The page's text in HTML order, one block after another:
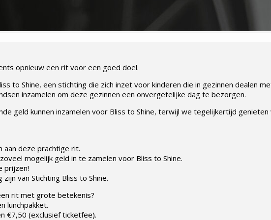
opnieuw een rit voor een goed doel.
to Shine, een stichting die zich inzet voor kinderen die in gezinnen dealen
inzamelen om deze gezinnen een onvergetelijke dag te bezorgen.
geld kunnen inzamelen voor Bliss to Shine, terwijl we tegelijkertijd
aan deze prachtige rit.
mogelijk geld in te zamelen voor Bliss to Shine.
prijzen!
van Stichting Bliss to Shine.
rit met grote betekenis?
lunchpakket.
€7,50 (exclusief ticketfee).